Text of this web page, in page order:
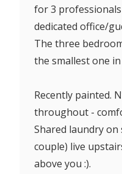
for 3
dedicated office/
The three
the smallest one
Recently painted.
throughout -
Shared laundry on
couple) live
above you :).